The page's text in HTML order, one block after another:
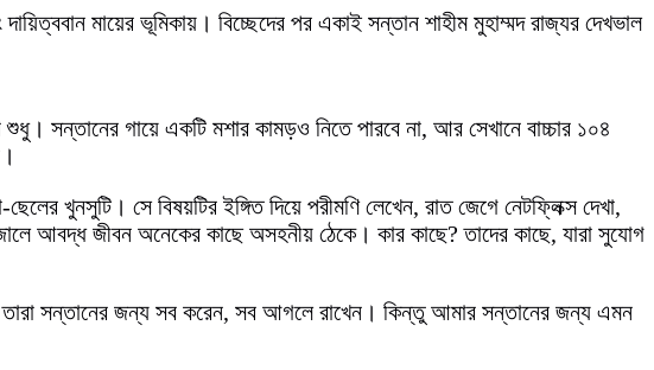
মায়ের ভূমিকায়। বিচ্ছেদের পর একাই সন্তান শাহীম মুহাম্মদ রাজ্যর দেখভাল
সন্তানের গায়ে একটি মশার কামড়ও নিতে পারবে না, আর সেখানে বাচ্চার ১০৪
খুনসুটি। সে বিষয়টির ইঙ্গিত দিয়ে পরীমণি লেখেন, রাত জেগে নেটফ্লিক্স দেখা,
আবদ্ধ জীবন অনেকের কাছে অসহনীয় ঠেকে। কার কাছে? তাদের কাছে, যারা সুযোগ
তারা সন্তানের জন্য সব করেন, সব আগলে রাখেন। কিন্তু আমার সন্তানের জন্য এমন